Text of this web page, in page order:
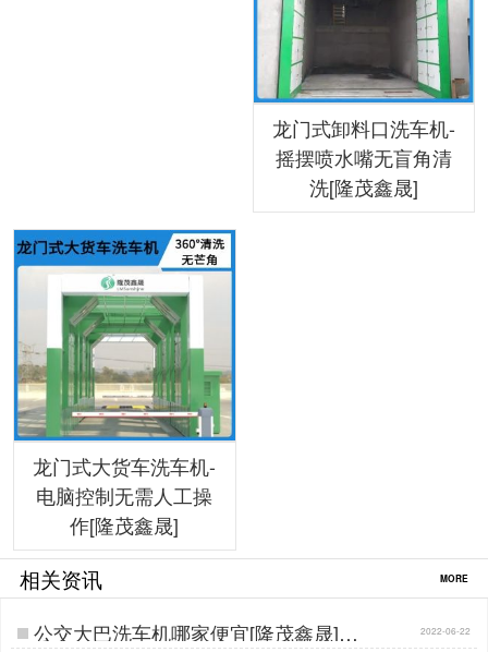
龙门式卸料口洗车机-
摇摆喷水嘴无盲角清
洗[隆茂鑫晟]
龙门式大货车洗车机-
电脑控制无需人工操
作[隆茂鑫晟]
相关资讯 MORE
公交大巴洗车机哪家便宜[隆茂鑫晟]… 2022-06-22